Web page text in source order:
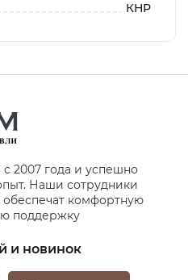
КНР
2007 года и успешно
Наши сотрудники
обеспечат комфортную
поддержку
и новинок